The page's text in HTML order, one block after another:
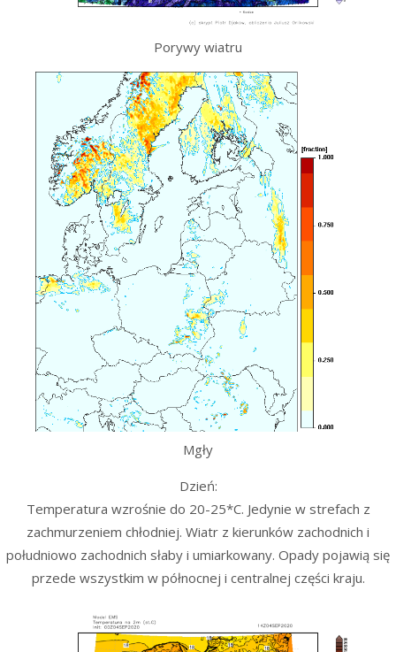
Porywy wiatru
Mgły
Dzień:
Temperatura wzrośnie do 20-25*C. Jedynie w strefach z
zachmurzeniem chłodniej. Wiatr z kierunków zachodnich i
południowo zachodnich słaby i umiarkowany. Opady pojawią się
przede wszystkim w północnej i centralnej części kraju.